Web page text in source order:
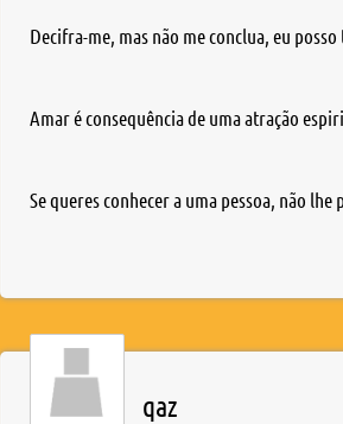
Decifra-me, mas não me conclua, eu
Amar é consequência de uma atração
Se queres conhecer a uma pessoa, não
qaz